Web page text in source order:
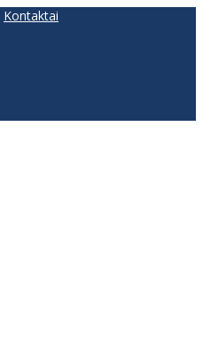
Kontaktai